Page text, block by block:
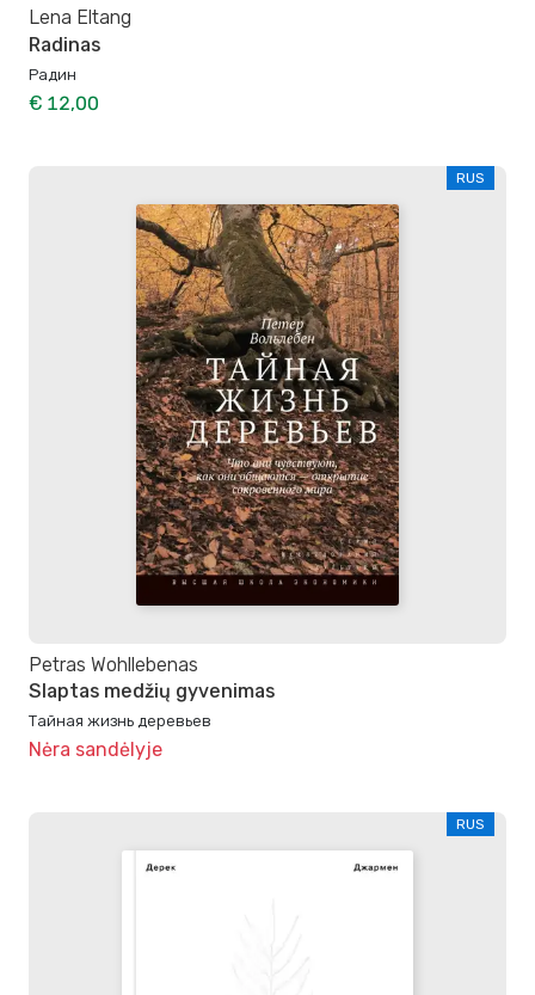
Lena Eltang
Radinas
Радин
€ 12,00
RUS
Petras Wohllebenas
Slaptas medžių gyvenimas
Тайная жизнь деревьев
Nėra sandėlyje
RUS